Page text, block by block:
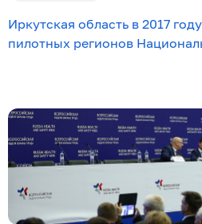
Иркутская область в 2017
пилотных регионов